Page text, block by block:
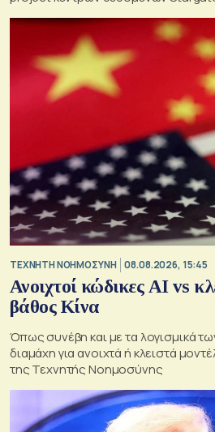
TΕΧΝΗΤΗ ΝΟΗΜΟΣΥΝΗ 08.08.2026, 15:45
Ανοιχτοί κώδικες AI vs
βάθος Κίνα
Όπως συνέβη και με τα λογισμικά
διαμάχη για ανοιχτά ή κλειστά
της Τεχνητής Νοημοσύνης